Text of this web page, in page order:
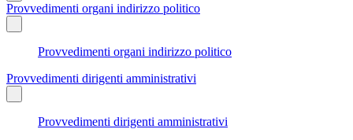
Provvedimenti organi indirizzo politico
Provvedimenti organi indirizzo politico
Provvedimenti dirigenti amministrativi
Provvedimenti dirigenti amministrativi